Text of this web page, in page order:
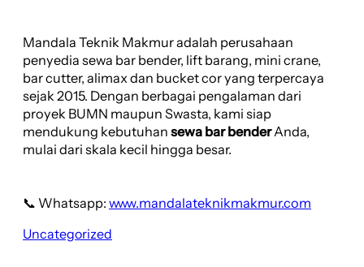
Mandala Teknik Makmur adalah perusahaan
penyedia sewa bar bender, lift barang, mini crane,
bar cutter, alimax dan bucket cor yang terpercaya
sejak 2015. Dengan berbagai pengalaman dari
proyek BUMN maupun Swasta, kami siap
mendukung kebutuhan sewa bar benderAnda,
mulai dari skala kecil hingga besar.
📞 Whatsapp: www.mandalateknikmakmur.com
Uncategorized